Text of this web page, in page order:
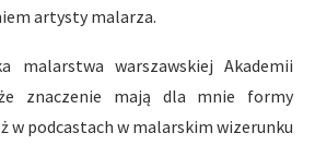
artysty malarza.
malarstwa warszawskiej Akademii
znaczenie mają dla mnie formy
w podcastach w malarskim wizerunku